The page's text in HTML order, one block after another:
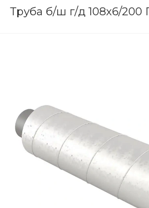
Труба б/ш г/д 108х6/